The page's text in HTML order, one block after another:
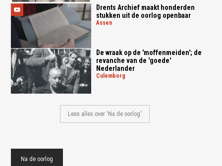
Drents Archief maakt honderden
stukken uit de oorlog openbaar
assen
De wraak op de 'moffenmeiden'; de
revanche van de 'goede'
Nederlander
culemborg
Lees alles over 'Na de oorlog'
Na de oorlog